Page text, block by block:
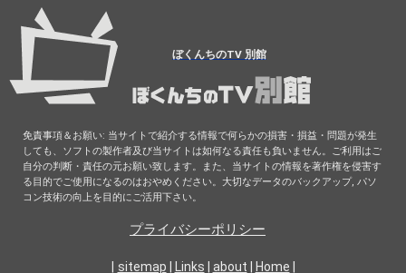
ぼくんちのTV 別館
免責事項＆お願い: 当サイトで紹介する情報で何らかの損害・損益・問題が発生
しても、ソフトの製作者及び当サイトは如何なる責任も負いません。ご利用はご
自分の判断・責任の元お願い致します。また、当サイトの情報を著作権を侵害す
る目的でご使用になるのはおやめください。大切なデータのバックアップ, パソ
コン技術の向上を目的にご活用下さい。
プライバシーポリシー
sitemap Links about Home